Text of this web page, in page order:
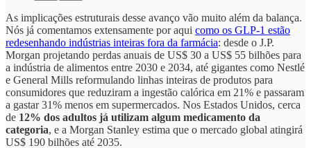
As implicações estruturais desse avanço vão muito além da balança.
Nós já comentamos extensamente por aqui como os GLP-1 estão
redesenhando indústrias inteiras fora da farmácia: desde o J.P.
Morgan projetando perdas anuais de US$ 30 a US$ 55 bilhões para
a indústria de alimentos entre 2030 e 2034, até gigantes como Nestlé
e General Mills reformulando linhas inteiras de produtos para
consumidores que reduziram a ingestão calórica em 21% e passaram
a gastar 31% menos em supermercados. Nos Estados Unidos, cerca
de 12% dos adultos já utilizam algum medicamento da
categoria, e a Morgan Stanley estima que o mercado global atingirá
US$ 190 bilhões até 2035.